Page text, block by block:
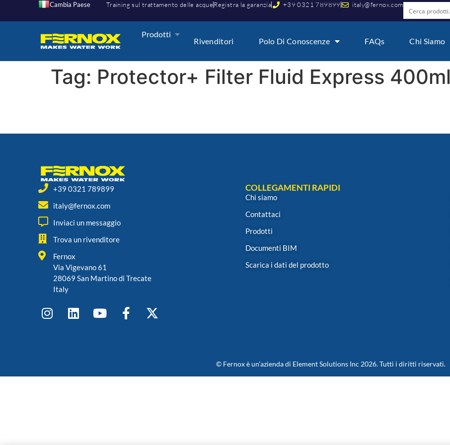
Cambia Paese Training sul trattamento delle acqueRegistra la garanzia +39 0321 789899 italy@fernox.com
Prodotti
Rivenditori Polo Di Conoscenze FAQs Chi Siamo
Tag: Protector+ Filter Fluid Express 400ml
+39 0321 789899
italy@fernox.com
Inviaci un messaggio
Trova un rivenditore
Fernox
Via Vigevano 61
28069 San Martino di Trecate
Italy
COLLEGAMENTI RAPIDI
Chi siamo
Contattaci
Prodotti
Documenti BIM
Scarica i dati del prodotto
© Fernox è un’azienda di Element Solutions Inc 2026. Tutti i diritti riservati.